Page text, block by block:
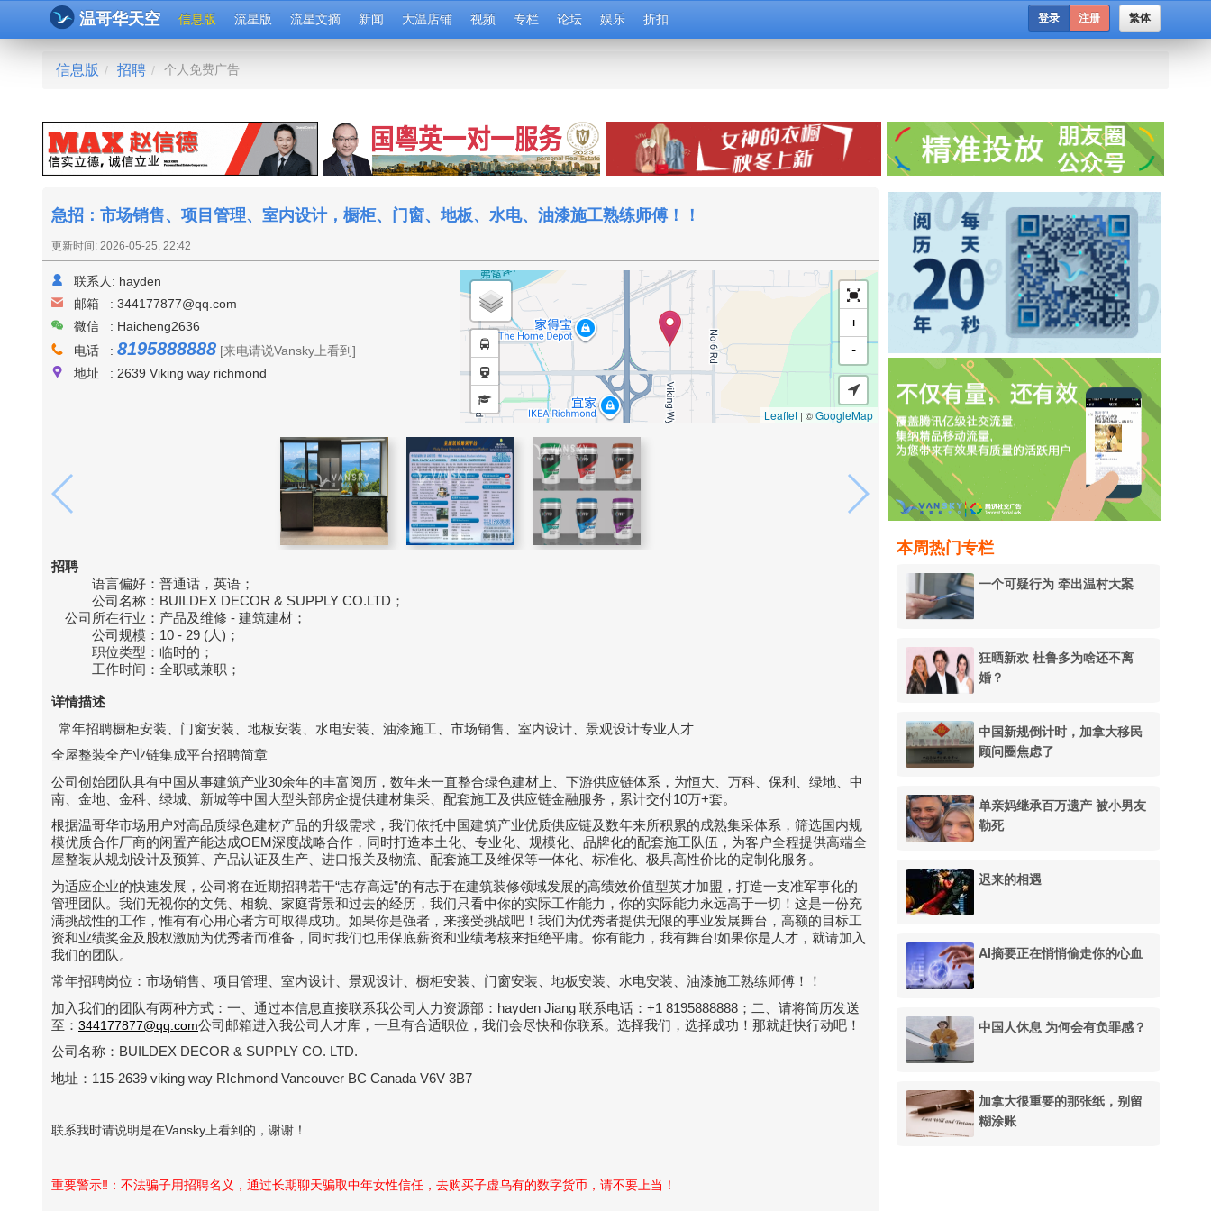
温哥华天空 信息版 流星版 流星文摘 新闻 大温店铺 视频 专栏 论坛 娱乐 折扣 繁体
登录 注册
信息版 / 招聘 / 个人免费广告
本周热门专栏
一个可疑行为 牵出温村大案
狂晒新欢 杜鲁多为啥还不离
婚？
中国新规倒计时，加拿大移民
顾问圈焦虑了
单亲妈继承百万遗产 被小男友
勒死
迟来的相遇
AI摘要正在悄悄偷走你的心血
中国人休息 为何会有负罪感？
加拿大很重要的那张纸，别留
糊涂账
急招：市场销售、项目管理、室内设计，橱柜、门窗、地板、水电、油漆施工熟练师傅！！
更新时间: 2026-05-25, 22:42
联系人: hayden
邮箱 : 344177877@qq.com
微信 : Haicheng2636
电话 : 8195888888 [来电请说Vansky上看到]
地址 : 2639 Viking way richmond
+
-
Leaflet | ©GoogleMap
招聘
语言偏好： 普通话，英语；
公司名称： BUILDEX DECOR & SUPPLY CO.LTD；
公司所在行业： 产品及维修 - 建筑建材；
公司规模： 10 - 29 (人)；
职位类型： 临时的；
工作时间： 全职或兼职；
详情描述
常年招聘橱柜安装、门窗安装、地板安装、水电安装、油漆施工、市场销售、室内设计、景观设计专业人才
全屋整装全产业链集成平台招聘简章
公司创始团队具有中国从事建筑产业30余年的丰富阅历，数年来一直整合绿色建材上、下游供应链体系，为恒大、万科、保利、绿地、中
南、金地、金科、绿城、新城等中国大型头部房企提供建材集采、配套施工及供应链金融服务，累计交付10万+套。
根据温哥华市场用户对高品质绿色建材产品的升级需求，我们依托中国建筑产业优质供应链及数年来所积累的成熟集采体系，筛选国内规
模优质合作厂商的闲置产能达成OEM深度战略合作，同时打造本土化、专业化、规模化、品牌化的配套施工队伍，为客户全程提供高端全
屋整装从规划设计及预算、产品认证及生产、进口报关及物流、配套施工及维保等一体化、标准化、极具高性价比的定制化服务。
为适应企业的快速发展，公司将在近期招聘若干“志存高远”的有志于在建筑装修领域发展的高绩效价值型英才加盟，打造一支准军事化的
管理团队。我们无视你的文凭、相貌、家庭背景和过去的经历，我们只看中你的实际工作能力，你的实际能力永远高于一切！这是一份充
满挑战性的工作，惟有有心用心者方可取得成功。如果你是强者，来接受挑战吧！我们为优秀者提供无限的事业发展舞台，高额的目标工
资和业绩奖金及股权激励为优秀者而准备，同时我们也用保底薪资和业绩考核来拒绝平庸。你有能力，我有舞台!如果你是人才，就请加入
我们的团队。
常年招聘岗位：市场销售、项目管理、室内设计、景观设计、橱柜安装、门窗安装、地板安装、水电安装、油漆施工熟练师傅！！
加入我们的团队有两种方式：一、通过本信息直接联系我公司人力资源部：hayden Jiang 联系电话：+1 8195888888；二、请将简历发送
至： 344177877@qq.com公司邮箱进入我公司人才库，一旦有合适职位，我们会尽快和你联系。选择我们，选择成功！那就赶快行动吧！
公司名称：BUILDEX DECOR & SUPPLY CO. LTD.
地址：115-2639 viking way RIchmond Vancouver BC Canada V6V 3B7
联系我时请说明是在Vansky上看到的，谢谢！
重要警示‼️：不法骗子用招聘名义，通过长期聊天骗取中年女性信任，去购买子虚乌有的数字货币，请不要上当！